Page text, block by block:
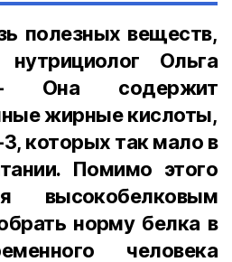
полезных веществ,
Ольга
Она содержит
жирные кислоты,
которых так мало в
Помимо этого
высокобелковым
норму белка в
человека